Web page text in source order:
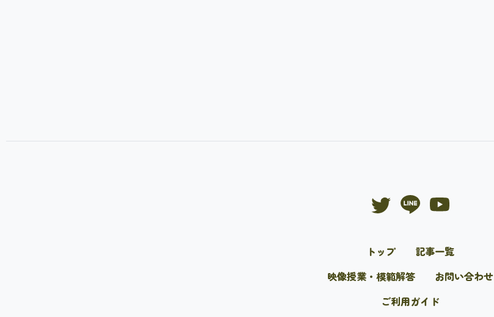
トップ
記事一覧
映像授業・模範解答
お問い合わせ
ご利用ガイド